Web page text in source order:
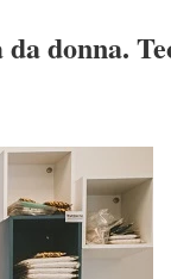
donna.